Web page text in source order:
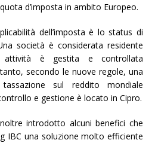
d’imposta in ambito Europeo.
dell’imposta è lo status di
società è considerata residente
è gestita e controllata
secondo le nuove regole, una
sul reddito mondiale
e gestione è locato in Cipro.
introdotto alcuni benefici che
IBC una soluzione molto efficiente